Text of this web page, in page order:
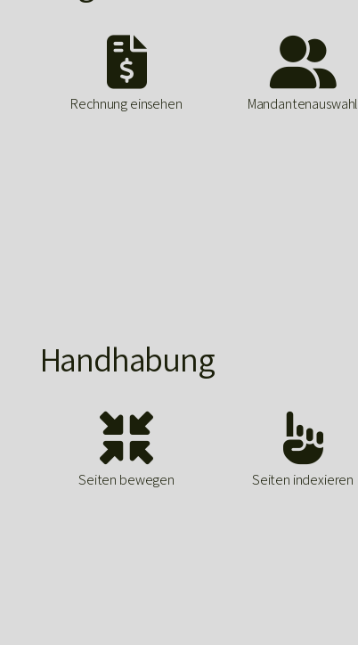

Rechnung einsehen

Mandantenauswahl
Handhabung

Seiten bewegen

Seiten indexieren